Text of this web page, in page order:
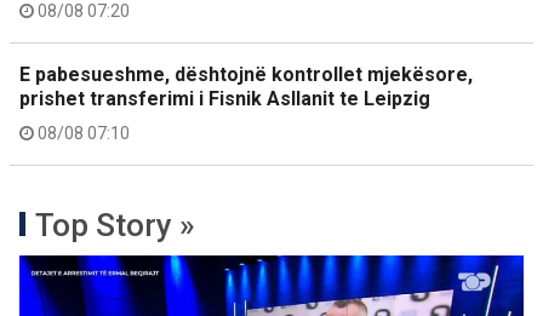
08/08 07:20
E pabesueshme, dështojnë kontrollet mjekësore,
prishet transferimi i Fisnik Asllanit te Leipzig
08/08 07:10
Top Story »